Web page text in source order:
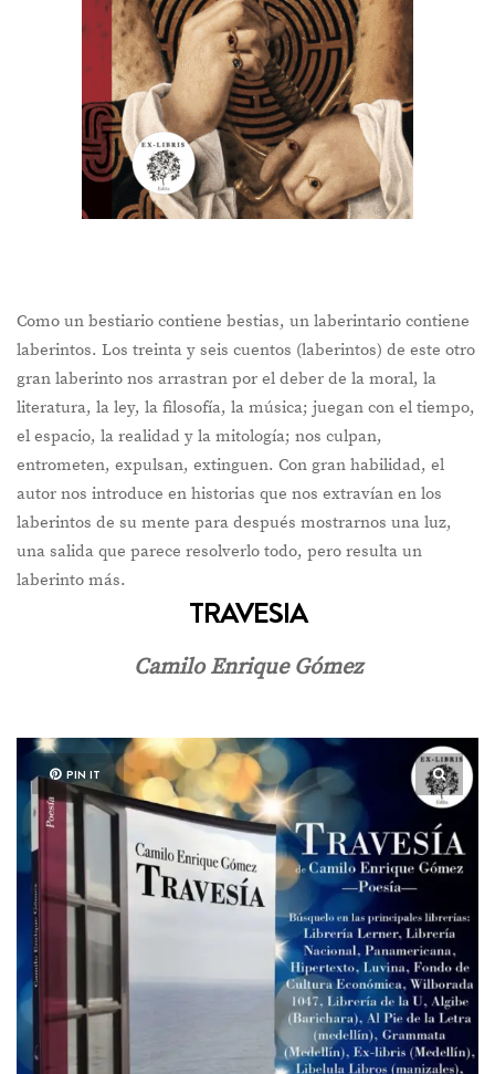
Como un bestiario contiene bestias, un laberintario contiene
laberintos. Los treinta y seis cuentos (laberintos) de este otro
gran laberinto nos arrastran por el deber de la moral, la
literatura, la ley, la filosofía, la música; juegan con el tiempo,
el espacio, la realidad y la mitología; nos culpan,
entrometen, expulsan, extinguen. Con gran habilidad, el
autor nos introduce en historias que nos extravían en los
laberintos de su mente para después mostrarnos una luz,
una salida que parece resolverlo todo, pero resulta un
laberinto más.
TRAVESIA
Camilo Enrique Gómez
PIN IT